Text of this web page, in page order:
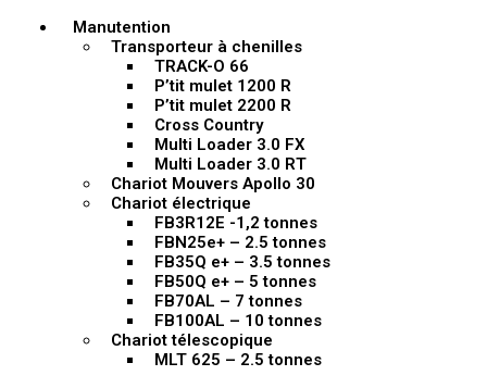
Manutention
Transporteur à chenilles
TRACK-O 66
P’tit mulet 1200 R
P’tit mulet 2200 R
Cross Country
Multi Loader 3.0 FX
Multi Loader 3.0 RT
Chariot Mouvers Apollo 30
Chariot électrique
FB3R12E -1,2 tonnes
FBN25e+ – 2.5 tonnes
FB35Q e+ – 3.5 tonnes
FB50Q e+ – 5 tonnes
FB70AL – 7 tonnes
FB100AL – 10 tonnes
Chariot télescopique
MLT 625 – 2.5 tonnes